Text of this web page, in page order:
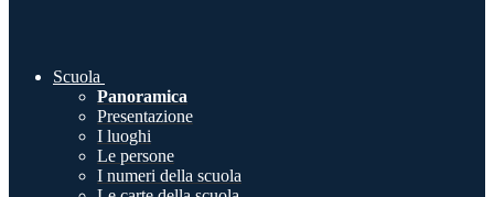
Scuola
Panoramica
Presentazione
I luoghi
Le persone
I numeri della scuola